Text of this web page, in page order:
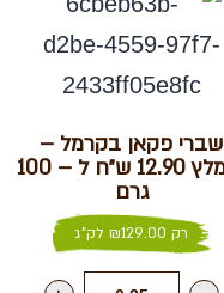
שברי פקאן בקרמל –
מומלץ 12.90 ש״ח ל – 100
גרם
רק ₪129.00 לק"ג